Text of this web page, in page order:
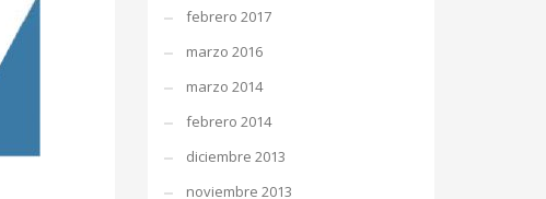
febrero 2017
marzo 2016
marzo 2014
febrero 2014
diciembre 2013
noviembre 2013